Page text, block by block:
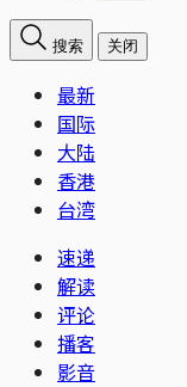
搜索 关闭
最新
国际
大陆
香港
台湾
速递
解读
评论
播客
影音